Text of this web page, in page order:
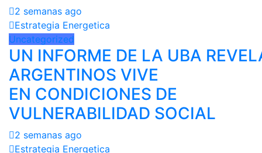
2 semanas ago
Estrategia Energetica
Uncategorized
UN INFORME DE LA UBA
ARGENTINOS VIVE
EN CONDICIONES DE
VULNERABILIDAD SOCIAL
2 semanas ago
Estrategia Energetica